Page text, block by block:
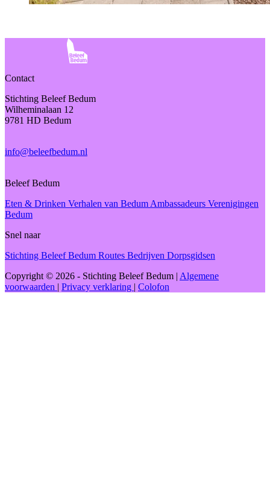
Contact
Stichting Beleef Bedum
Wilheminalaan 12
9781 HD Bedum
info@beleefbedum.nl
Beleef Bedum
Eten & Drinken Verhalen van Bedum Ambassadeurs Verenigingen
Bedum
Snel naar
Stichting Beleef Bedum Routes Bedrijven Dorpsgidsen
Copyright © 2026 - Stichting Beleef Bedum | Algemene
voorwaarden | Privacy verklaring | Colofon